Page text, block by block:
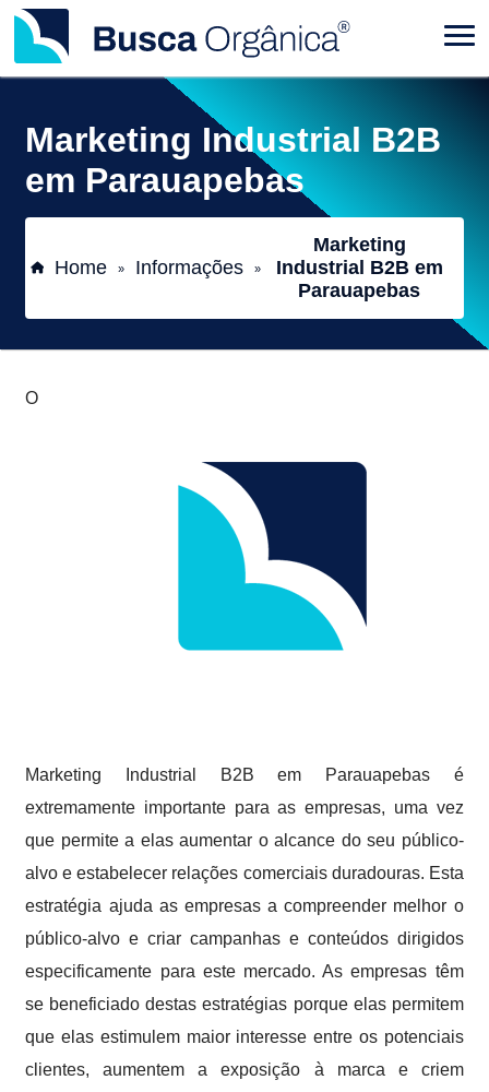
Marketing Industrial B2B
em Parauapebas
Home » Informações »
Marketing
Industrial B2B em
Parauapebas
O
Marketing Industrial B2B em Parauapebas é
extremamente importante para as empresas, uma vez
que permite a elas aumentar o alcance do seu público-
alvo e estabelecer relações comerciais duradouras. Esta
estratégia ajuda as empresas a compreender melhor o
público-alvo e criar campanhas e conteúdos dirigidos
especificamente para este mercado. As empresas têm
se beneficiado destas estratégias porque elas permitem
que elas estimulem maior interesse entre os potenciais
clientes, aumentem a exposição à marca e criem